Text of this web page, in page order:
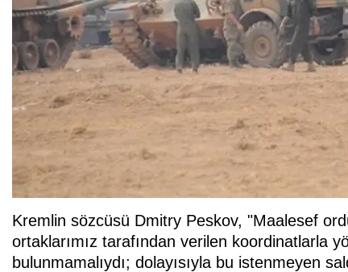
Kremlin sözcüsü Dmitry Peskov, "Maalesef
ortaklarımız tarafından verilen koordinatlarla
bulunmamalıydı; dolayısıyla bu istenmeyen